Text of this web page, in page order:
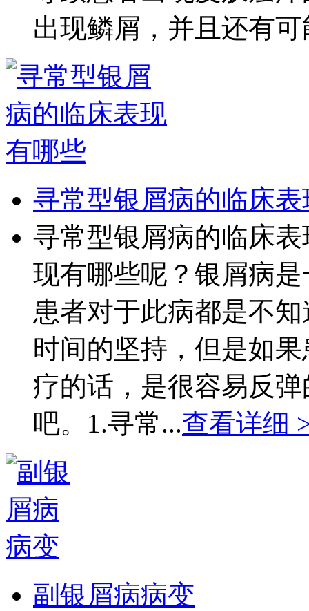
出现鳞屑，并且还有
寻常型银屑病的临床
寻常型银屑病的临床
现有哪些呢？银屑病
患者对于此病都是不
时间的坚持，但是如
疗的话，是很容易反
吧。1.寻常...查看详细
副银屑病病变